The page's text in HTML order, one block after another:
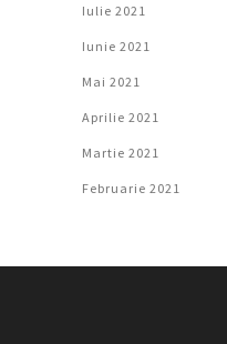
Iulie 2021
Iunie 2021
Mai 2021
Aprilie 2021
Martie 2021
Februarie 2021